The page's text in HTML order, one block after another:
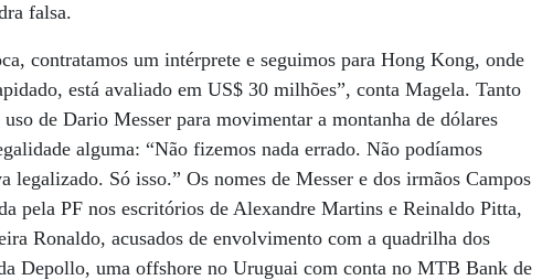
falsa.
contratamos um intérprete e seguimos para Hong Kong, onde
está avaliado em US$ 30 milhões”, conta Magela. Tanto
de Dario Messer para movimentar a montanha de dólares
alguma: “Não fizemos nada errado. Não podíamos
legalizado. Só isso.” Os nomes de Messer e dos irmãos Campos
pela PF nos escritórios de Alexandre Martins e Reinaldo Pitta,
Ronaldo, acusados de envolvimento com a quadrilha dos
Depollo, uma offshore no Uruguai com conta no MTB Bank de